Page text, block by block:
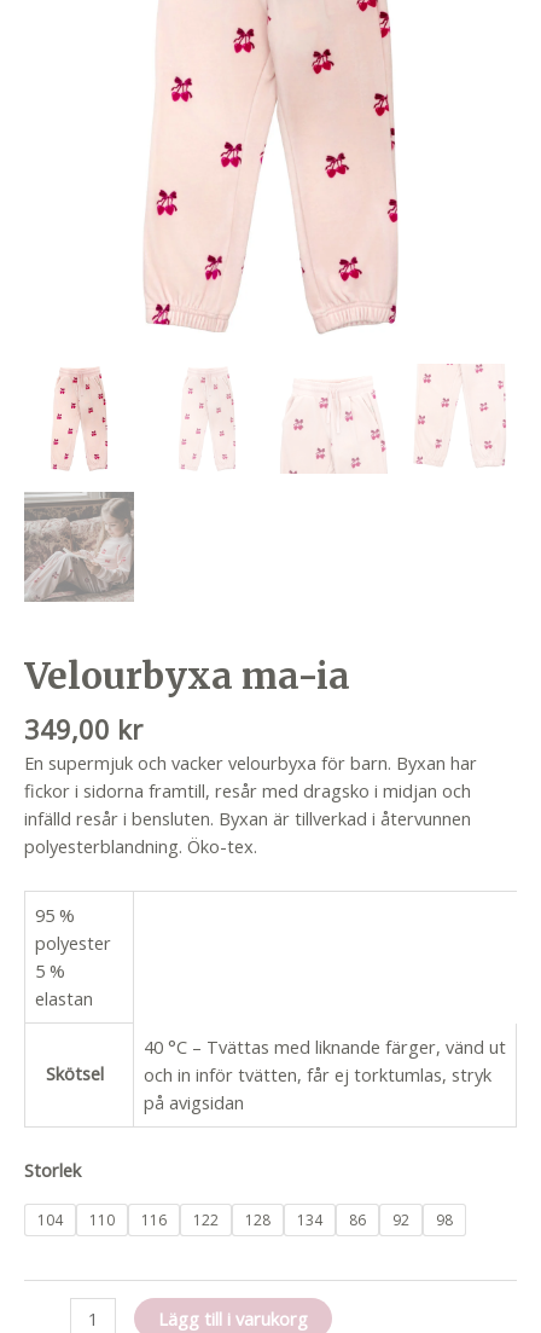
Velourbyxa ma-ia
349,00 kr
En supermjuk och vacker velourbyxa för barn. Byxan har
fickor i sidorna framtill, resår med dragsko i midjan och
infälld resår i bensluten. Byxan är tillverkad i återvunnen
polyesterblandning. Öko-tex.
95 %
polyester
5 %
elastan
Skötsel
40 °C – Tvättas med liknande färger, vänd ut
och in inför tvätten, får ej torktumlas, stryk
på avigsidan
Storlek
104 110 116 122 128 134 86 92 98
Velourbyxa
Lägg till i varukorg